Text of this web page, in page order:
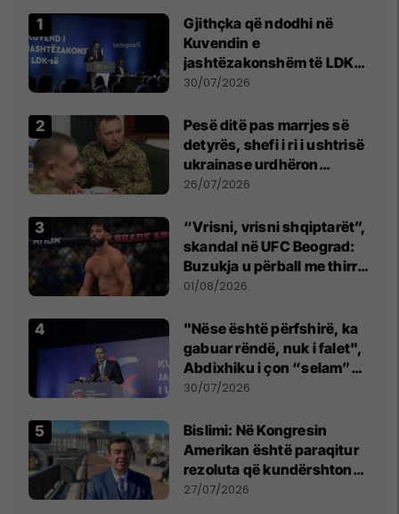
Gjithçka që ndodhi në
Kuvendin e
jashtëzakonshëm të LDK-
së
30/07/2026
Pesë ditë pas marrjes së
detyrës, shefi i ri i ushtrisë
ukrainase urdhëron
kontroll të madh
26/07/2026
“Vrisni, vrisni shqiptarët”,
skandal në UFC Beograd:
Buzukja u përball me thirrje
anti-shqiptare nga
01/08/2026
"Nëse është përfshirë, ka
gabuar rëndë, nuk i falet",
Abdixhiku i çon “selam”
Përparim Ramës
30/07/2026
Bislimi: Në Kongresin
Amerikan është paraqitur
rezoluta që kundërshton
mbajtjen e Asamblesë
27/07/2026